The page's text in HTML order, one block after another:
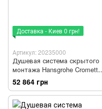
Доставка - Киев 0 грн!
Артикул: 20235000
Душевая система скрытого
монтажа Hansgrohe Crometta
E 240 EcoSmart хром
20235000
52 864 грн